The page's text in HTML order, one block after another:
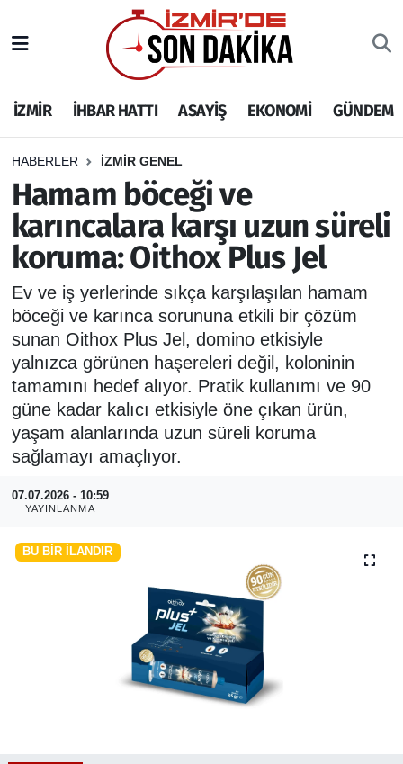
İZMİR İHBAR HATTI ASAYİŞ EKONOMİ GÜNDEM
HABERLER İZMİR GENEL
Hamam böceği ve
karıncalara karşı uzun süreli
koruma: Oithox Plus Jel
Ev ve iş yerlerinde sıkça karşılaşılan hamam
böceği ve karınca sorununa etkili bir çözüm
sunan Oithox Plus Jel, domino etkisiyle
yalnızca görünen haşereleri değil, koloninin
tamamını hedef alıyor. Pratik kullanımı ve 90
güne kadar kalıcı etkisiyle öne çıkan ürün,
yaşam alanlarında uzun süreli koruma
sağlamayı amaçlıyor.
07.07.2026 - 10:59
YAYINLANMA
BU BIR İLANDIR
İHBAR HATTI
DEPREM
GENEL
EKONOMİ
SİYASET
SPOR
ASAYİŞ
RESMİ REKLAM
İzmir Nöbetçi Eczaneler
İzmir Hava Durumu
İzmir Namaz Vakitleri
İzmir Trafik Yoğunluk Haritası
Puan Durumu ve Fikstür
Tüm Manşetler
Son Dakika Haberleri
Haber Arşivi